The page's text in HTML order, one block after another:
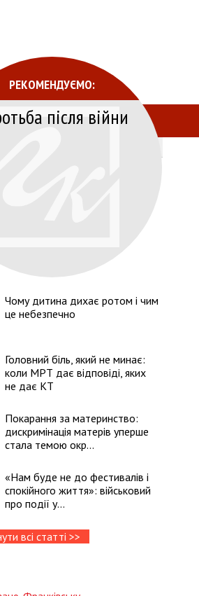
РЕКОМЕНДУЄМО:
після війни
Чому дитина дихає ротом і чим
це небезпечно
Головний біль, який не минає:
коли МРТ дає відповіді, яких
не дає КТ
Покарання за материнство:
дискримінація матерів уперше
стала темою окр...
«Нам буде не до фестивалів і
спокійного життя»: військовий
про події у...
всі статті >>